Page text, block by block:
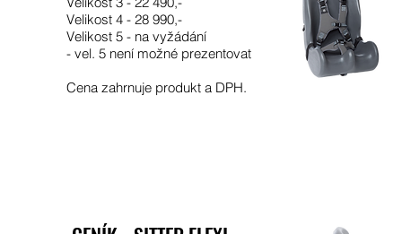
Velikost 4 - 28 990,-
Velikost 5 - na vyžádání
- vel. 5 není možné prezentovat
Cena zahrnuje produkt a DPH.